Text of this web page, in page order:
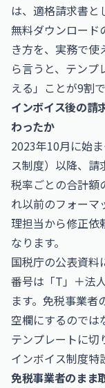
は、適格請求書と
無料ダウンロード
き方を、実務で使
ら言うと、テンプ
える」ことが9割で
インボイス後の請
わったか
2023年10月に始
ス制度）以降、請
税率ごとの合計額
れ以前のフォーマ
理担当から修正依
なります。
国税庁の公表資料
番号は「T」＋法
ます。免税事業者
空欄にするのでは
テンプレートに切
インボイス制度特
免税事業者のまま